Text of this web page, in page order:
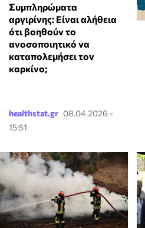
⁠Συμπληρώματα
αργιρίνης: Είναι αλήθεια
ότι βοηθούν το
ανοσοποιητικό να
καταπολεμήσει τον
καρκίνο;
healthstat.gr 08.04.2026 -
15:51